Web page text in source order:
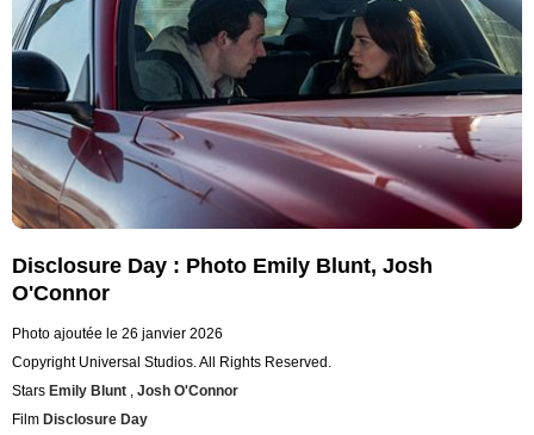
Disclosure Day : Photo Emily Blunt, Josh
O'Connor
Photo ajoutée le 26 janvier 2026
Copyright Universal Studios. All Rights Reserved.
Stars Emily Blunt , Josh O'Connor
Film Disclosure Day